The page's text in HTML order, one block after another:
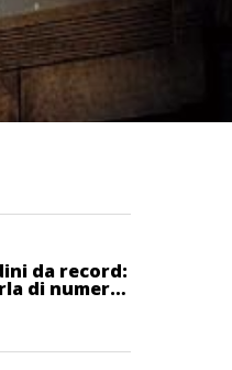
da record:
di numeri